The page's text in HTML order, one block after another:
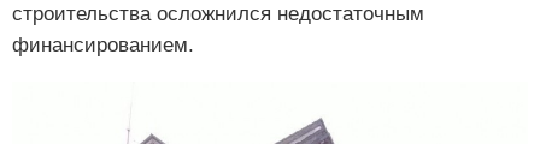
строительства осложнился недостаточным
финансированием.